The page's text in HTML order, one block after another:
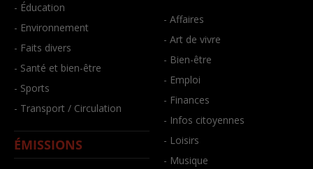
- Éducation
- Environnement
- Faits divers
- Santé et bien-être
- Sports
- Transport / Circulation
ÉMISSIONS
- Affaires
- Art de vivre
- Bien-être
- Emploi
- Finances
- Infos citoyennes
- Loisirs
- Musique